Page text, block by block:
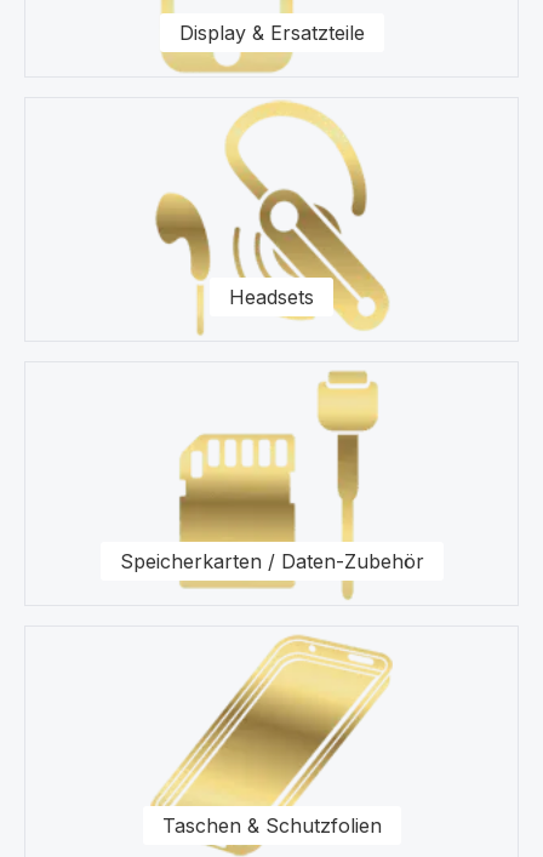
Galaxy M52 Smartphone zur Seite.
Display & Ersatzteile
Headsets
Speicherkarten / Daten-Zubehör
Taschen & Schutzfolien